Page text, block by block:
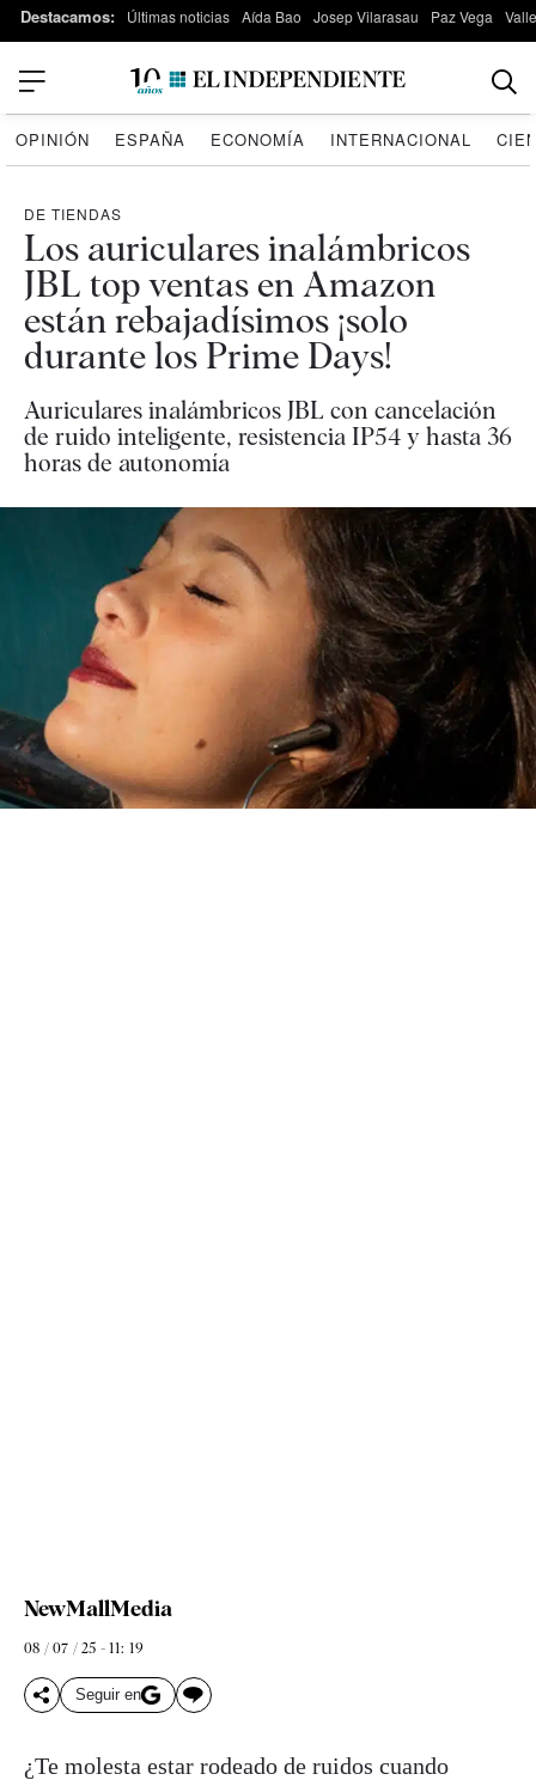
Destacamos: Últimas noticias Aída Bao Josep Vilarasau Paz Vega
OPINIÓN ESPAÑA ECONOMÍA INTERNACIONAL
DE TIENDAS
Los auriculares inalámbricos
JBL top ventas en Amazon
están rebajadísimos ¡solo
durante los Prime Days!
Auriculares inalámbricos JBL con cancelación
de ruido inteligente, resistencia IP54 y hasta 36
horas de autonomía
NewMallMedia
08 / 07 / 25 - 11: 19
Seguir en
¿Te molesta estar rodeado de ruidos cuando